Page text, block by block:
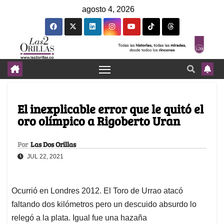
agosto 4, 2026
El inexplicable error que le quitó el
oro olímpico a Rigoberto Uran
Por Las Dos Orillas
JUL 22, 2021
Ocurrió en Londres 2012. El Toro de Urrao atacó
faltando dos kilómetros pero un descuido absurdo lo
relegó a la plata. Igual fue una hazaña